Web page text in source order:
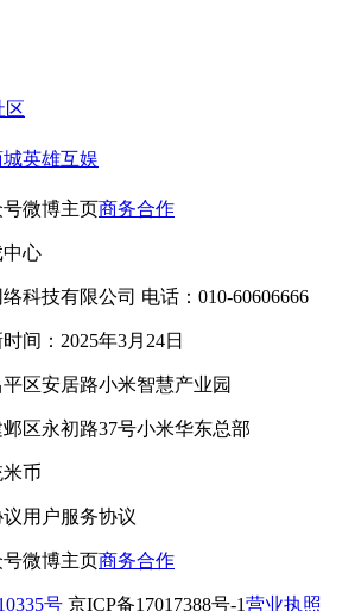
区
城英雄互娱
号微博主页商务合作
心
科技有限公司 电话：010-60606666
间：2025年3月24日
区安居路小米智慧产业园
区永初路37号小米华东总部
米币
用户服务协议
号微博主页商务合作
号 京ICP备17017388号-1营业执照